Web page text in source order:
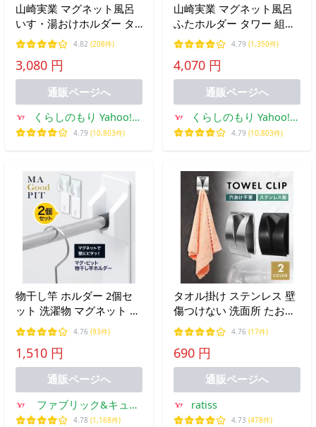
山崎実業 マグネット風呂
いす・湯おけホルダー タ
ワー 別注 tower 公式 白 黒
風呂いす バスチェア アク
リルチェア 洗面器 お風呂
おしゃれ
4.82 (208件)
3,080 円
通販ページへ
くらしのもり Yahoo!シ
ョッピング店
4.79 (10,803件)
山崎実業 マグネット風呂
ふたホルダー タワー 組み
合わせ風呂ふた用 別注
tower 公式 9889 9890 乾き
やすい 乾燥 ドライハンガ
ー 風呂ふたスタンド
4.79 (1,350件)
4,070 円
通販ページへ
くらしのもり Yahoo!シ
ョッピング店
4.79 (10,803件)
物干し竿 ホルダー 2個セ
ット 洗濯物 マグネット 簡
単取付 壁 壁面 磁石 耐荷
重 約6kg 浴室 バスルーム
風呂 簡単 【☆60】/マグピ
ット物干し竿ホルダー
4.76 (93件)
1,510 円
通販ページへ
ファブリック&キュー
ト
4.78 (1,168件)
タオル掛け ステンレス 壁
傷つけない 洗面所 たおる
かけ タオルホルダー タオ
ルクリップ おしゃれ トイ
レ
4.76 (17件)
690 円
通販ページへ
ratiss
4.73 (478件)